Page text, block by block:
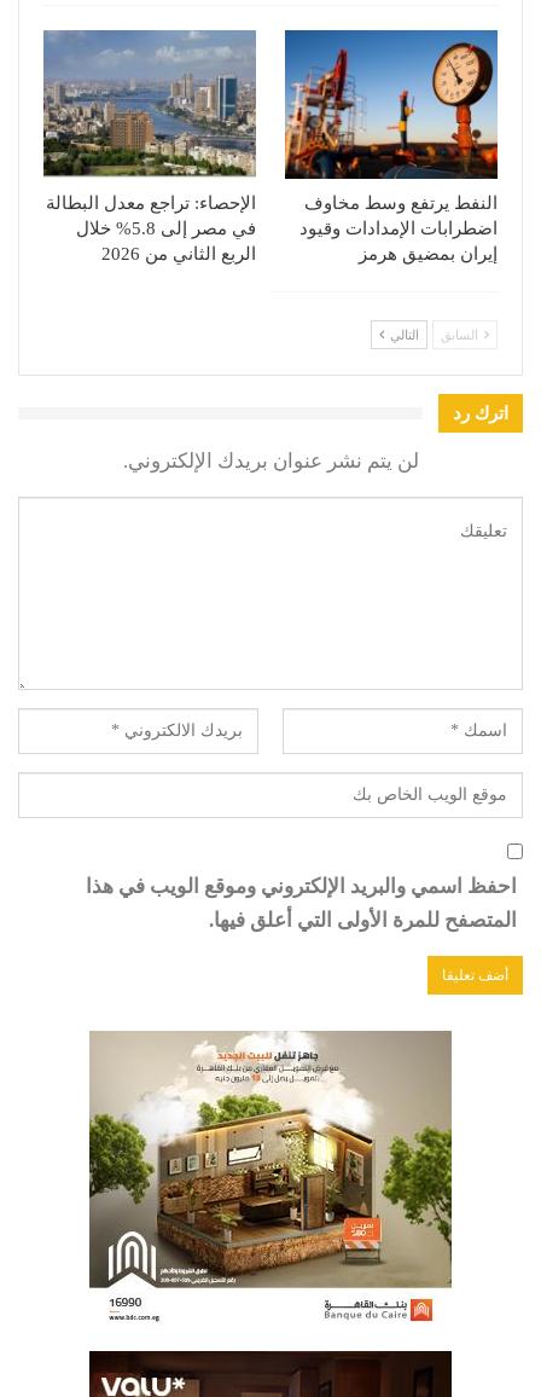
النفط يرتفع وسط مخاوف
اضطرابات الإمدادات وقيود
إيران بمضيق هرمز
الإحصاء: تراجع معدل البطالة
في مصر إلى 5.8% خلال
الربع الثاني من 2026
السابق التالي
اترك رد
لن يتم نشر عنوان بريدك الإلكتروني.
احفظ اسمي والبريد الإلكتروني وموقع الويب في هذا
المتصفح للمرة الأولى التي أعلق فيها.